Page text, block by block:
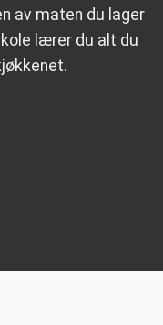
av maten du lager
lærer du alt du